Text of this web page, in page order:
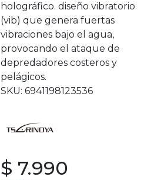
holográfico. diseño vibratorio
(vib) que genera fuertas
vibraciones bajo el agua,
provocando el ataque de
depredadores costeros y
pelágicos.
SKU: 6941198123536
$ 7.990